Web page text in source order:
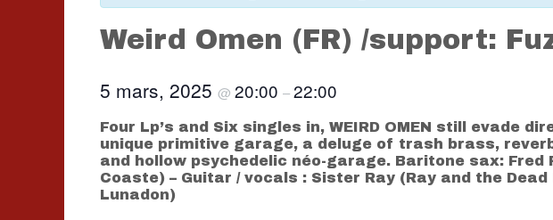
Weird Omen (FR) /support:
5 mars, 2025 @ 20:00 –22:00
Four Lp’s and Six singles in, WEIRD OMEN still
unique primitive garage, a deluge of trash brass,
and hollow psychedelic néo-garage. Baritone sax:
Coaste) – Guitar / vocals : Sister Ray (Ray and the
Lunadon)